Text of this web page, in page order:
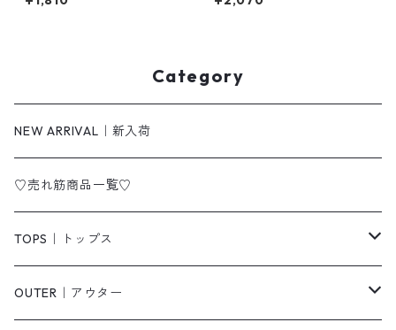
Category
NEW ARRIVAL｜新入荷
♡売れ筋商品一覧♡
TOPS｜トップス
Tシャツ/カットソー
OUTER｜アウター